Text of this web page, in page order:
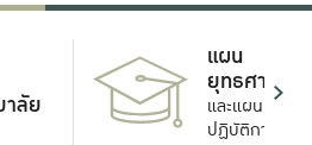
าลัย
แผน
ยุทธศาสตร์
และแผน
ปฏิบัติการ